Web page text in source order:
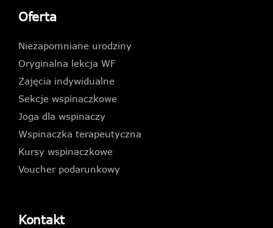
Oferta
Niezapomniane urodziny
Oryginalna lekcja WF
Zajęcia indywidualne
Sekcje wspinaczkowe
Joga dla wspinaczy
Wspinaczka terapeutyczna
Kursy wspinaczkowe
Voucher podarunkowy
Kontakt